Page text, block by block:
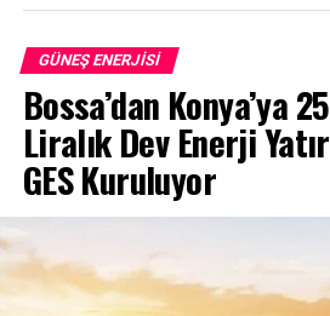
GÜNEŞ ENERJISI
Bossa’dan Konya’ya
Liralık Dev Enerji
GES Kuruluyor